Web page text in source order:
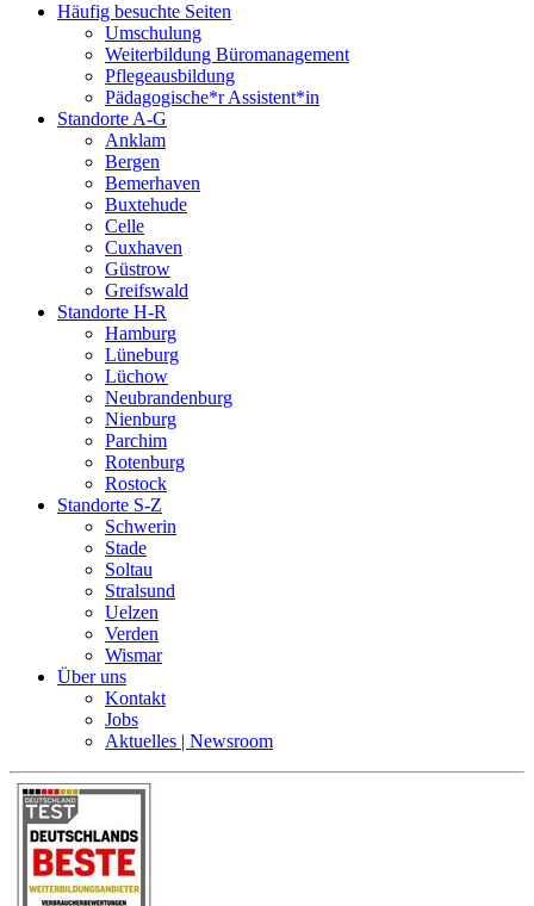
Häufig besuchte Seiten
Umschulung
Weiterbildung Büromanagement
Pflegeausbildung
Pädagogische*r Assistent*in
Standorte A-G
Anklam
Bergen
Bemerhaven
Buxtehude
Celle
Cuxhaven
Güstrow
Greifswald
Standorte H-R
Hamburg
Lüneburg
Lüchow
Neubrandenburg
Nienburg
Parchim
Rotenburg
Rostock
Standorte S-Z
Schwerin
Stade
Soltau
Stralsund
Uelzen
Verden
Wismar
Über uns
Kontakt
Jobs
Aktuelles | Newsroom